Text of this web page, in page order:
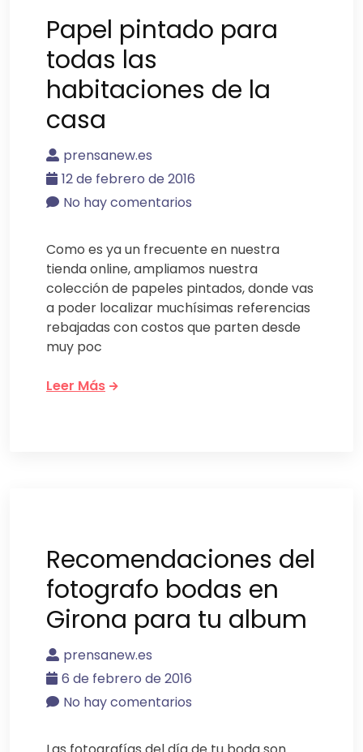
Papel pintado para
todas las
habitaciones de la
casa
prensanew.es
12 de febrero de 2016
No hay comentarios
Como es ya un frecuente en nuestra
tienda online, ampliamos nuestra
colección de papeles pintados, donde vas
a poder localizar muchísimas referencias
rebajadas con costos que parten desde
muy poc
Leer Más
Recomendaciones del
fotografo bodas en
Girona para tu album
prensanew.es
6 de febrero de 2016
No hay comentarios